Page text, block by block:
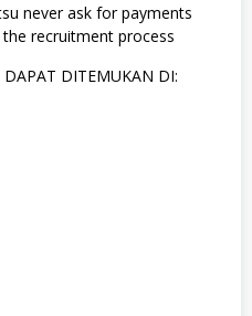
never ask for payments
recruitment process
DITEMUKAN DI: